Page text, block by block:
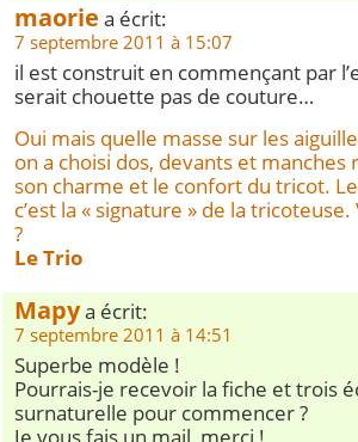
maorie a écrit:
7 septembre 2011 à 15:07
il est construit en commençant par
serait chouette pas de couture…
Oui mais quelle masse sur les
on a choisi dos, devants et manches
son charme et le confort du tricot.
c’est la « signature » de la
?
Le Trio
Mapya écrit:
7 septembre 2011 à 14:51
Superbe modèle !
Pourrais-je recevoir la fiche et trois
surnaturelle pour commencer ?
Je vous fais un mail, merci !